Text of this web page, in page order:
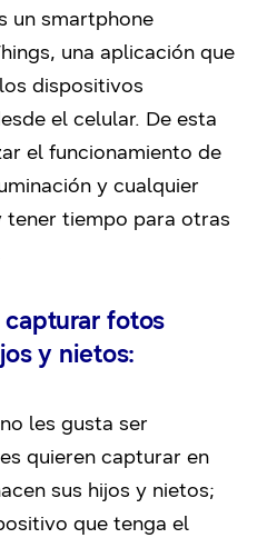
un smartphone
una aplicación que
dispositivos
el celular. De esta
el funcionamiento de
y cualquier
tiempo para otras
capturar fotos
y nietos:
les gusta ser
quieren capturar en
sus hijos y nietos;
que tenga el